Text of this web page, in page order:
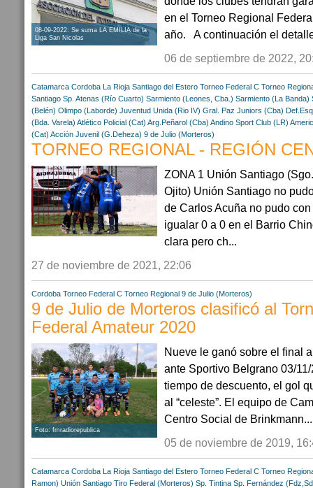
08-09-2022: Se suma LA EMILIA de la
Liga San Nicolas
en el Torneo Regional
año. A continuación el
06 de septiembre de 2022,
Catamarca Cordoba La Rioja Santiago del Estero Torneo Federal C Torneo
Santiago Sp. Atenas (Río Cuarto) Sarmiento (Leones, Cba.) Sarmiento (La Banda)
(Belén) Olimpo (Laborde) Juventud Unida (Rio IV) Gral. Paz Juniors (Cba)
(Bda. Varela) Atlético Policial (Cat) Arg.Peñarol (Cba) Andino Sport Club (LR)
(Cat) Acción Juvenil (G.Deheza) 9 de Julio (Morteros)
TORNEO REGIONAL - REGIÓN
ZONA 1 Unión Santiago
Ojito) Unión Santiago no
de Carlos Acuña no pudo
igualar 0 a 0 en el Barrio
clara pero ch...
27 de noviembre de 2021, 22:06
Cordoba Torneo Federal C Torneo Regional 9 de Julio (Morteros)
9 de Julio de Morteros clasificó al
Federal Amateur 2020
Foto: fmradiorepublica
Nueve le ganó sobre el final
ante Sportivo Belgrano 03/
tiempo de descuento, el gol
al “celeste”. El equipo de
Centro Social de
05 de noviembre de 2019,
Catamarca Cordoba La Rioja Santiago del Estero Torneo Federal C Torneo
Ramon) Unión Santiago Tiro Federal (Morteros) Sp. Tintina Sp. Fernández